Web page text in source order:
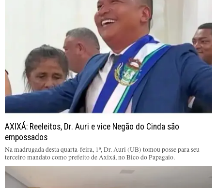
AXIXÁ: Reeleitos, Dr. Auri e vice Negão do Cinda são
empossados
Na madrugada desta quarta-feira, 1º, Dr. Auri (UB) tomou posse para seu
terceiro mandato como prefeito de Axixá, no Bico do Papagaio.